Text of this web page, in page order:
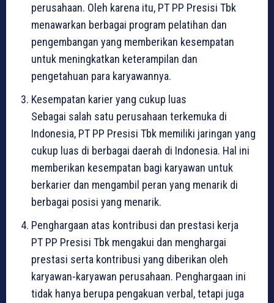
perusahaan. Oleh karena itu, PT PP Presisi Tbk
menawarkan berbagai program pelatihan dan
pengembangan yang memberikan kesempatan
untuk meningkatkan keterampilan dan
pengetahuan para karyawannya.
Kesempatan karier yang cukup luas
Sebagai salah satu perusahaan terkemuka di
Indonesia, PT PP Presisi Tbk memiliki jaringan yang
cukup luas di berbagai daerah di Indonesia. Hal ini
memberikan kesempatan bagi karyawan untuk
berkarier dan mengambil peran yang menarik di
berbagai posisi yang menarik.
Penghargaan atas kontribusi dan prestasi kerja
PT PP Presisi Tbk mengakui dan menghargai
prestasi serta kontribusi yang diberikan oleh
karyawan-karyawan perusahaan. Penghargaan ini
tidak hanya berupa pengakuan verbal, tetapi juga